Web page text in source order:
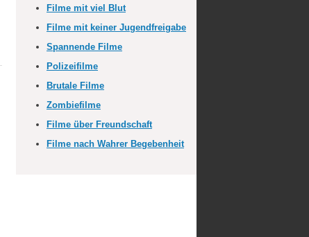
Filme mit viel Blut
Filme mit keiner Jugendfreigabe
Spannende Filme
Polizeifilme
Brutale Filme
Zombiefilme
Filme über Freundschaft
Filme nach Wahrer Begebenheit